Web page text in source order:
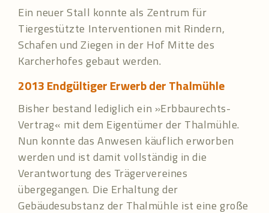
Ein neuer Stall konnte als Zentrum für
Tiergestützte Interventionen mit Rindern,
Schafen und Ziegen in der Hof Mitte des
Karcherhofes gebaut werden.
2013 Endgültiger Erwerb der Thalmühle
Bisher bestand lediglich ein »Erbbaurechts-
Vertrag« mit dem Eigentümer der Thalmühle.
Nun konnte das Anwesen käuflich erworben
werden und ist damit vollständig in die
Verantwortung des Trägervereines
übergegangen. Die Erhaltung der
Gebäudesubstanz der Thalmühle ist eine große